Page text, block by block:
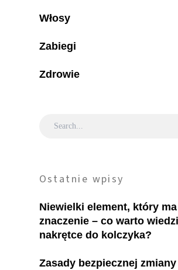
Włosy
Zabiegi
Zdrowie
Ostatnie wpisy
Niewielki element, który ma
znaczenie – co warto
nakrętce do kolczyka?
Zasady bezpiecznej